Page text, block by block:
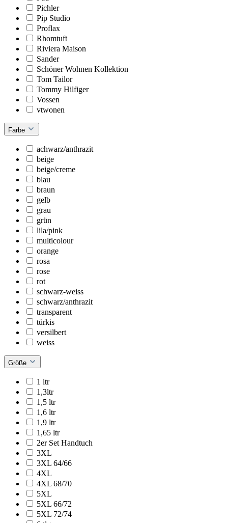
Pichler
Pip Studio
Proflax
Rhomtuft
Riviera Maison
Sander
Schöner Wohnen Kollektion
Tom Tailor
Tommy Hilfiger
Vossen
vtwonen
Farbe
achwarz/anthrazit
beige
beige/creme
blau
braun
gelb
grau
grün
lila/pink
multicolour
orange
rosa
rose
rot
schwarz-weiss
schwarz/anthrazit
transparent
türkis
versilbert
weiss
Größe
1 ltr
1,3ltr
1,5 ltr
1,6 ltr
1,9 ltr
1,65 ltr
2er Set Handtuch
3XL
3XL 64/66
4XL
4XL 68/70
5XL
5XL 66/72
5XL 72/74